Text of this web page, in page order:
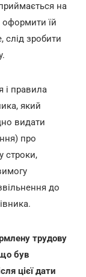
на
оформити їй
слід зробити
і правила
який
видати
про
строки,
до
трудову
був
цієї дати